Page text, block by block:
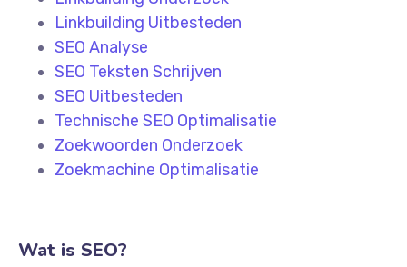
Linkbuilding Uitbesteden
SEO Analyse
SEO Teksten Schrijven
SEO Uitbesteden
Technische SEO Optimalisatie
Zoekwoorden Onderzoek
Zoekmachine Optimalisatie
Wat is SEO?